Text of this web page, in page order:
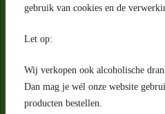
gebruik van cookies en de
Let op:
Wij verkopen ook alcoholische
Dan mag je wél onze website
producten bestellen.
Facebook
Herroepingsrecht
Bij bezorging van